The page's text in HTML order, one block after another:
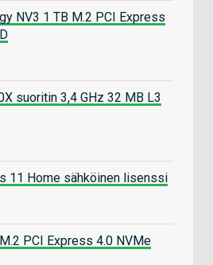
NV3 1 TB M.2 PCI Express
suoritin 3,4 GHz 32 MB L3
11 Home sähköinen lisenssi
PCI Express 4.0 NVMe